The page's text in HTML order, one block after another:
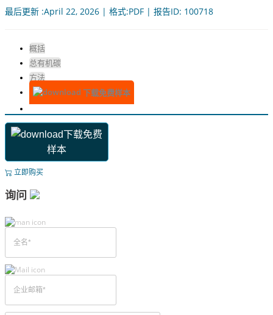
最后更新 :April 22, 2026 | 格式:PDF | 报告ID: 100718
概括
总有机碳
方法
下载免费样本
下载免费
样本
立即购买
询问